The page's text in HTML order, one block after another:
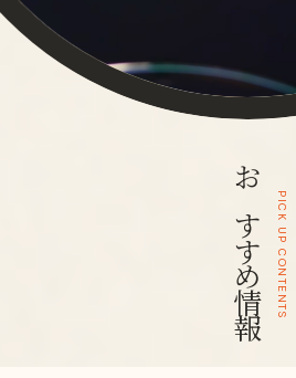
PICK UP CONTENTS
おすすめ情報